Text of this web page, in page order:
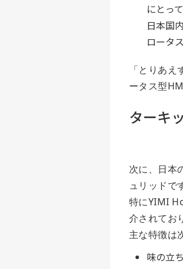
にとっ
日本国
ロータ
「とりあ
ータス型
ターキ
次に、日本
ュリッドで
特にYIMI
介されてお
主な特徴は
味の立